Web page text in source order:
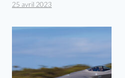
25 avril 2023